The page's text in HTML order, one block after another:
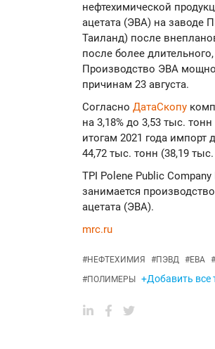
нефтехимической
ацетата (ЭВА) на заводе
Таиланд) после
после более
Производство ЭВА
причинам 23 августа.
Согласно ДатаСкопу
на 3,18% до 3,53 тыс.
итогам 2021 года импорт
44,72 тыс. тонн (38,19
TPI Polene Public
занимается
ацетата (ЭВА).
mrc.ru
#НЕФТЕХИМИЯ #ПЭВД #ЕВА #
#ПОЛИМЕРЫ +Добавить все